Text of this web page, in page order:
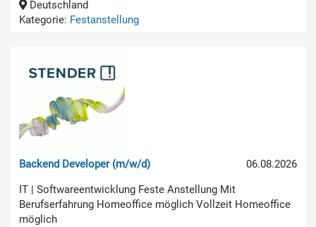
Deutschland
Kategorie: Festanstellung
06.08.2026
Backend Developer (m/w/d)
IT | Softwareentwicklung Feste Anstellung Mit
Berufserfahrung Homeoffice möglich Vollzeit Homeoffice
möglich